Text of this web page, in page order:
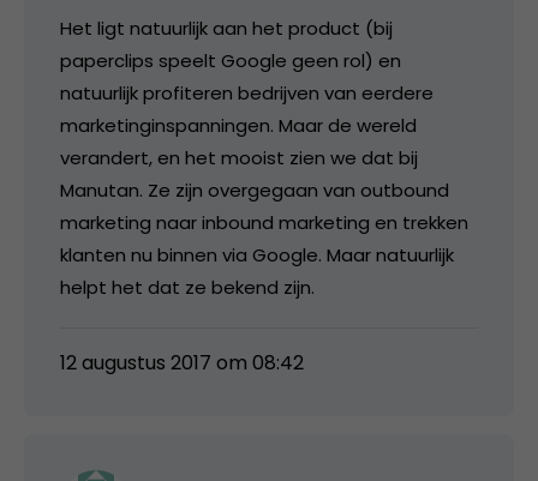
Het ligt natuurlijk aan het product (bij
paperclips speelt Google geen rol) en
natuurlijk profiteren bedrijven van eerdere
marketinginspanningen. Maar de wereld
verandert, en het mooist zien we dat bij
Manutan. Ze zijn overgegaan van outbound
marketing naar inbound marketing en trekken
klanten nu binnen via Google. Maar natuurlijk
helpt het dat ze bekend zijn.
12 augustus 2017 om 08:42